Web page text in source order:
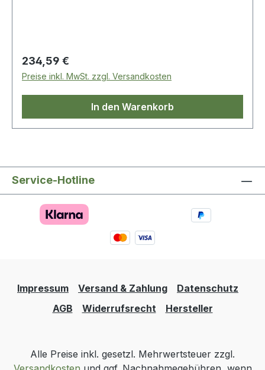
Regulärer Preis:
234,59 €
Preise inkl. MwSt. zzgl. Versandkosten
In den Warenkorb
Service-Hotline
Impressum Versand & Zahlung
Datenschutz
AGB
Widerrufsrecht Hersteller
Alle Preise inkl. gesetzl. Mehrwertsteuer zzgl.